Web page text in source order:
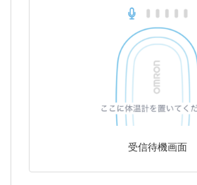
受信待機画面